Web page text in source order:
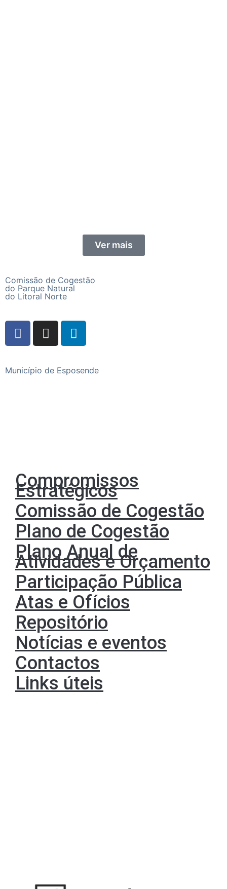
Ver mais
Comissão de Cogestão
do Parque Natural
do Litoral Norte
Município de Esposende
Compromissos
Estratégicos
Comissão de Cogestão
Plano de Cogestão
Plano Anual de
Atividades e Orçamento
Participação Pública
Atas e Ofícios
Repositório
Notícias e eventos
Contactos
Links úteis